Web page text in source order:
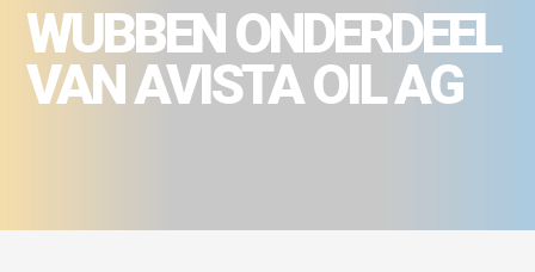
WUBBEN ONDERDEEL
VAN AVISTA OIL AG